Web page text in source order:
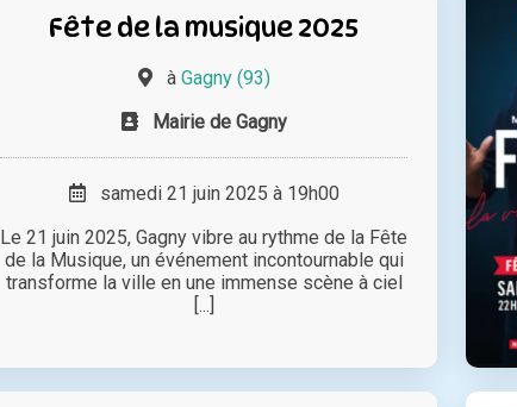
Fête de la musique 2025
à Gagny (93)
Mairie de Gagny
samedi 21 juin 2025 à 19h00
Le 21 juin 2025, Gagny vibre au rythme de la Fête
de la Musique, un événement incontournable qui
transforme la ville en une immense scène à ciel
[...]